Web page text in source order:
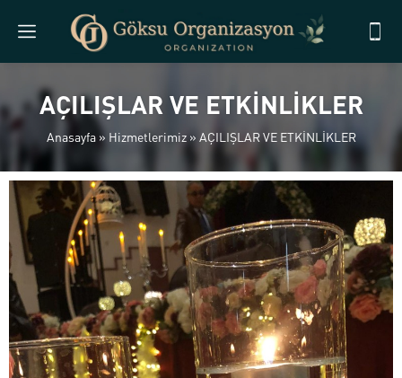
AÇILIŞLAR VE ETKİNLİKLER
Anasayfa» Hizmetlerimiz» AÇILIŞLAR VE ETKİNLİKLER